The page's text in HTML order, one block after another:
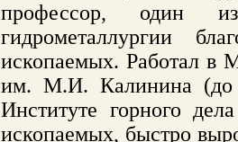
профессор, один из
гидрометаллургии
ископаемых. Работал в
им. М.И. Калинина (до
Институте горного
ископаемых, быстро